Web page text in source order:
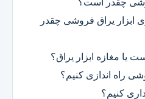
ابزار یراق فروشی چقدر